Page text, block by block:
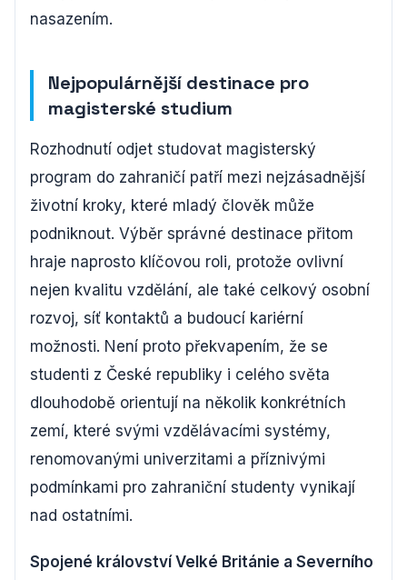
nasazením.
Nejpopulárnější destinace pro
magisterské studium
Rozhodnutí odjet studovat magisterský
program do zahraničí patří mezi nejzásadnější
životní kroky, které mladý člověk může
podniknout. Výběr správné destinace přitom
hraje naprosto klíčovou roli, protože ovlivní
nejen kvalitu vzdělání, ale také celkový osobní
rozvoj, síť kontaktů a budoucí kariérní
možnosti. Není proto překvapením, že se
studenti z České republiky i celého světa
dlouhodobě orientují na několik konkrétních
zemí, které svými vzdělávacími systémy,
renomovanými univerzitami a příznivými
podmínkami pro zahraniční studenty vynikají
nad ostatními.
Spojené království Velké Británie a Severního